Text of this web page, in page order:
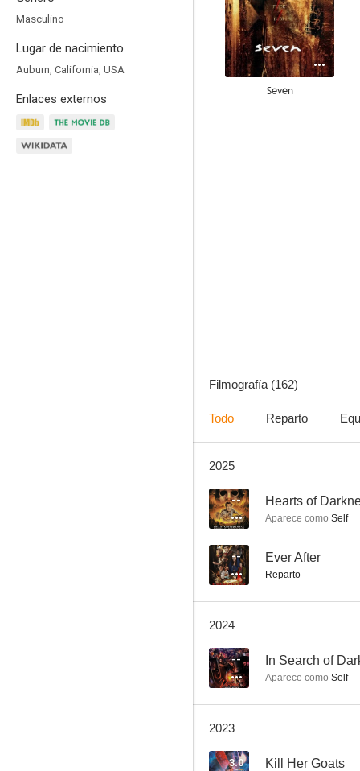
Masculino
Lugar de nacimiento
Auburn, California, USA
Enlaces externos
Seven
6.6
Los renegados del diablo
6.5
Filmografía (162)
Todo Reparto
2025
--
Aparece como Self
-- Ever After
Reparto
2024
-- In Search of
Aparece como Self
2023
3.0 Kill Her Goats